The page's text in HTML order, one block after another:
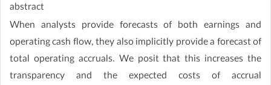
abstract
When analysts provide forecasts of both earnings and
operating cash flow, they also implicitly provide a forecast of
total operating accruals. We posit that this increases the
transparency and the expected costs of accrual